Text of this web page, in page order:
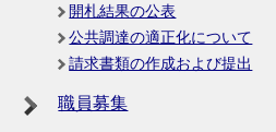
開札結果の公表
公共調達の適正化について
請求書類の作成および提出
職員募集